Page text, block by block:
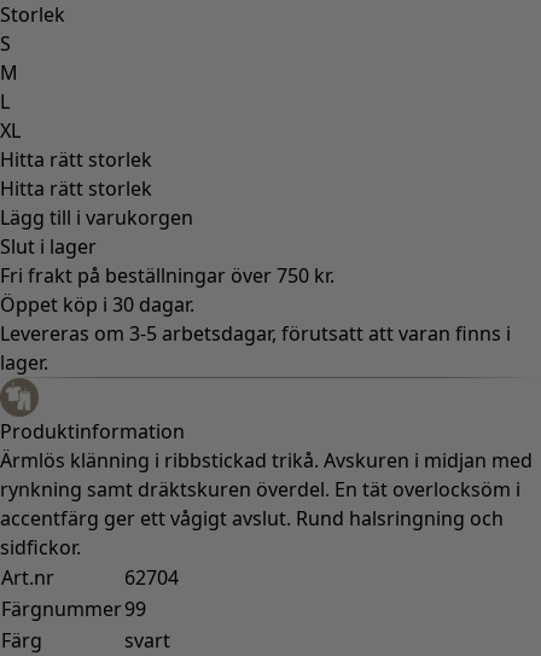
Storlek
S
M
L
XL
Hitta rätt storlek
Hitta rätt storlek
Lägg till i varukorgen
Slut i lager
Fri frakt på beställningar över 750 kr.
Öppet köp i 30 dagar.
Levereras om 3-5 arbetsdagar, förutsatt att varan finns i
lager.
Produktinformation
Ärmlös klänning i ribbstickad trikå. Avskuren i midjan med
rynkning samt dräktskuren överdel. En tät overlocksöm i
accentfärg ger ett vågigt avslut. Rund halsringning och
sidfickor.
Art.nr
62704
Färgnummer99
Färg
svart